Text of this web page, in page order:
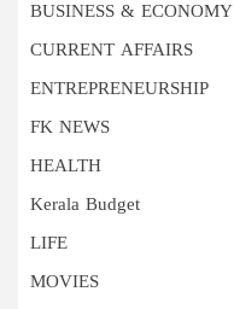
BUSINESS & ECONOMY
CURRENT AFFAIRS
ENTREPRENEURSHIP
FK NEWS
HEALTH
Kerala Budget
LIFE
MOVIES